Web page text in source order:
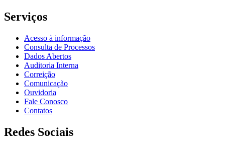
Serviços
Acesso à informação
Consulta de Processos
Dados Abertos
Auditoria Interna
Correição
Comunicação
Ouvidoria
Fale Conosco
Contatos
Redes Sociais